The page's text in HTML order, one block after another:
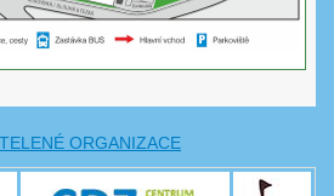
ORGANIZACE